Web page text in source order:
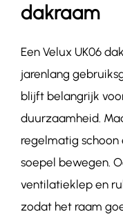
dakraam
Een Velux UK06
jarenlang
blijft belangrijk
duurzaamheid.
regelmatig schoon
soepel bewegen.
ventilatieklep en
zodat het raam